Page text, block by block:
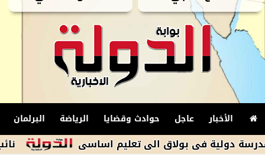
الأخبار عاجل حوادث وقضايا الرياضة البرلمان
نائب فى بولاق الى تعليم اساسى